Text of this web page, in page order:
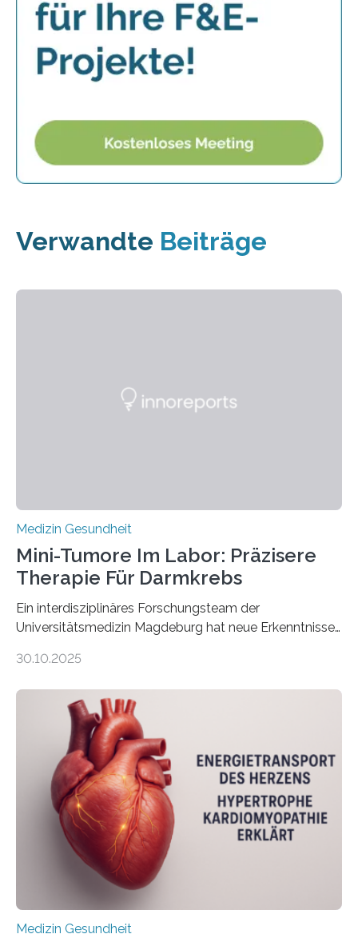
Verwandte Beiträge
Medizin Gesundheit
Mini-Tumore Im Labor: Präzisere
Therapie Für Darmkrebs
Ein interdisziplinäres Forschungsteam der
Universitätsmedizin Magdeburg hat neue Erkenntnisse
behandelt werden kann. In ihrer aktuellen Studie,
Oncology, zeigen die Forschenden, dass Mini-Tumore
aus Gewebe von Patientinnen und Patienten –
sogenannte Organoide – genutzt werden können, um
vorab zu prüfen, welche Medikamente am besten
wirken. Dabei wurde ein Eiweiß identifiziert, das künftig
als Biomarker für die Wahl der passenden Therapie
dienen könnte. Darmkrebs zählt weltweit zu den
häufigsten Krebsarten und stellt…
30.10.2025
Medizin Gesundheit